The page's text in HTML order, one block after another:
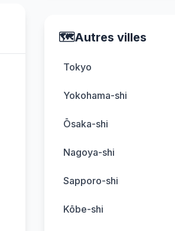
🗺️Autres villes
Tokyo
Yokohama-shi
Ōsaka-shi
Nagoya-shi
Sapporo-shi
Kōbe-shi